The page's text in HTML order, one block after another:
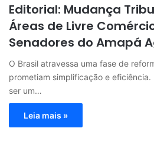
Editorial: Mudança
Áreas de Livre
Senadores do Amapá
O Brasil atravessa uma fase de
prometiam simplificação e
ser um…
Leia mais »